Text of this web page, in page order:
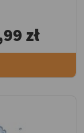
zł